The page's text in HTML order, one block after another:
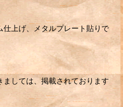
上げ、メタルプレート貼りで
しては、掲載されております